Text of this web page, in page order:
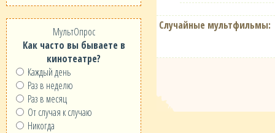
МультОпрос
Как часто вы бываете в
кинотеатре?
Каждый день
Раз в неделю
Раз в месяц
От случая к случаю
Никогда
Случайные мультфильмы: